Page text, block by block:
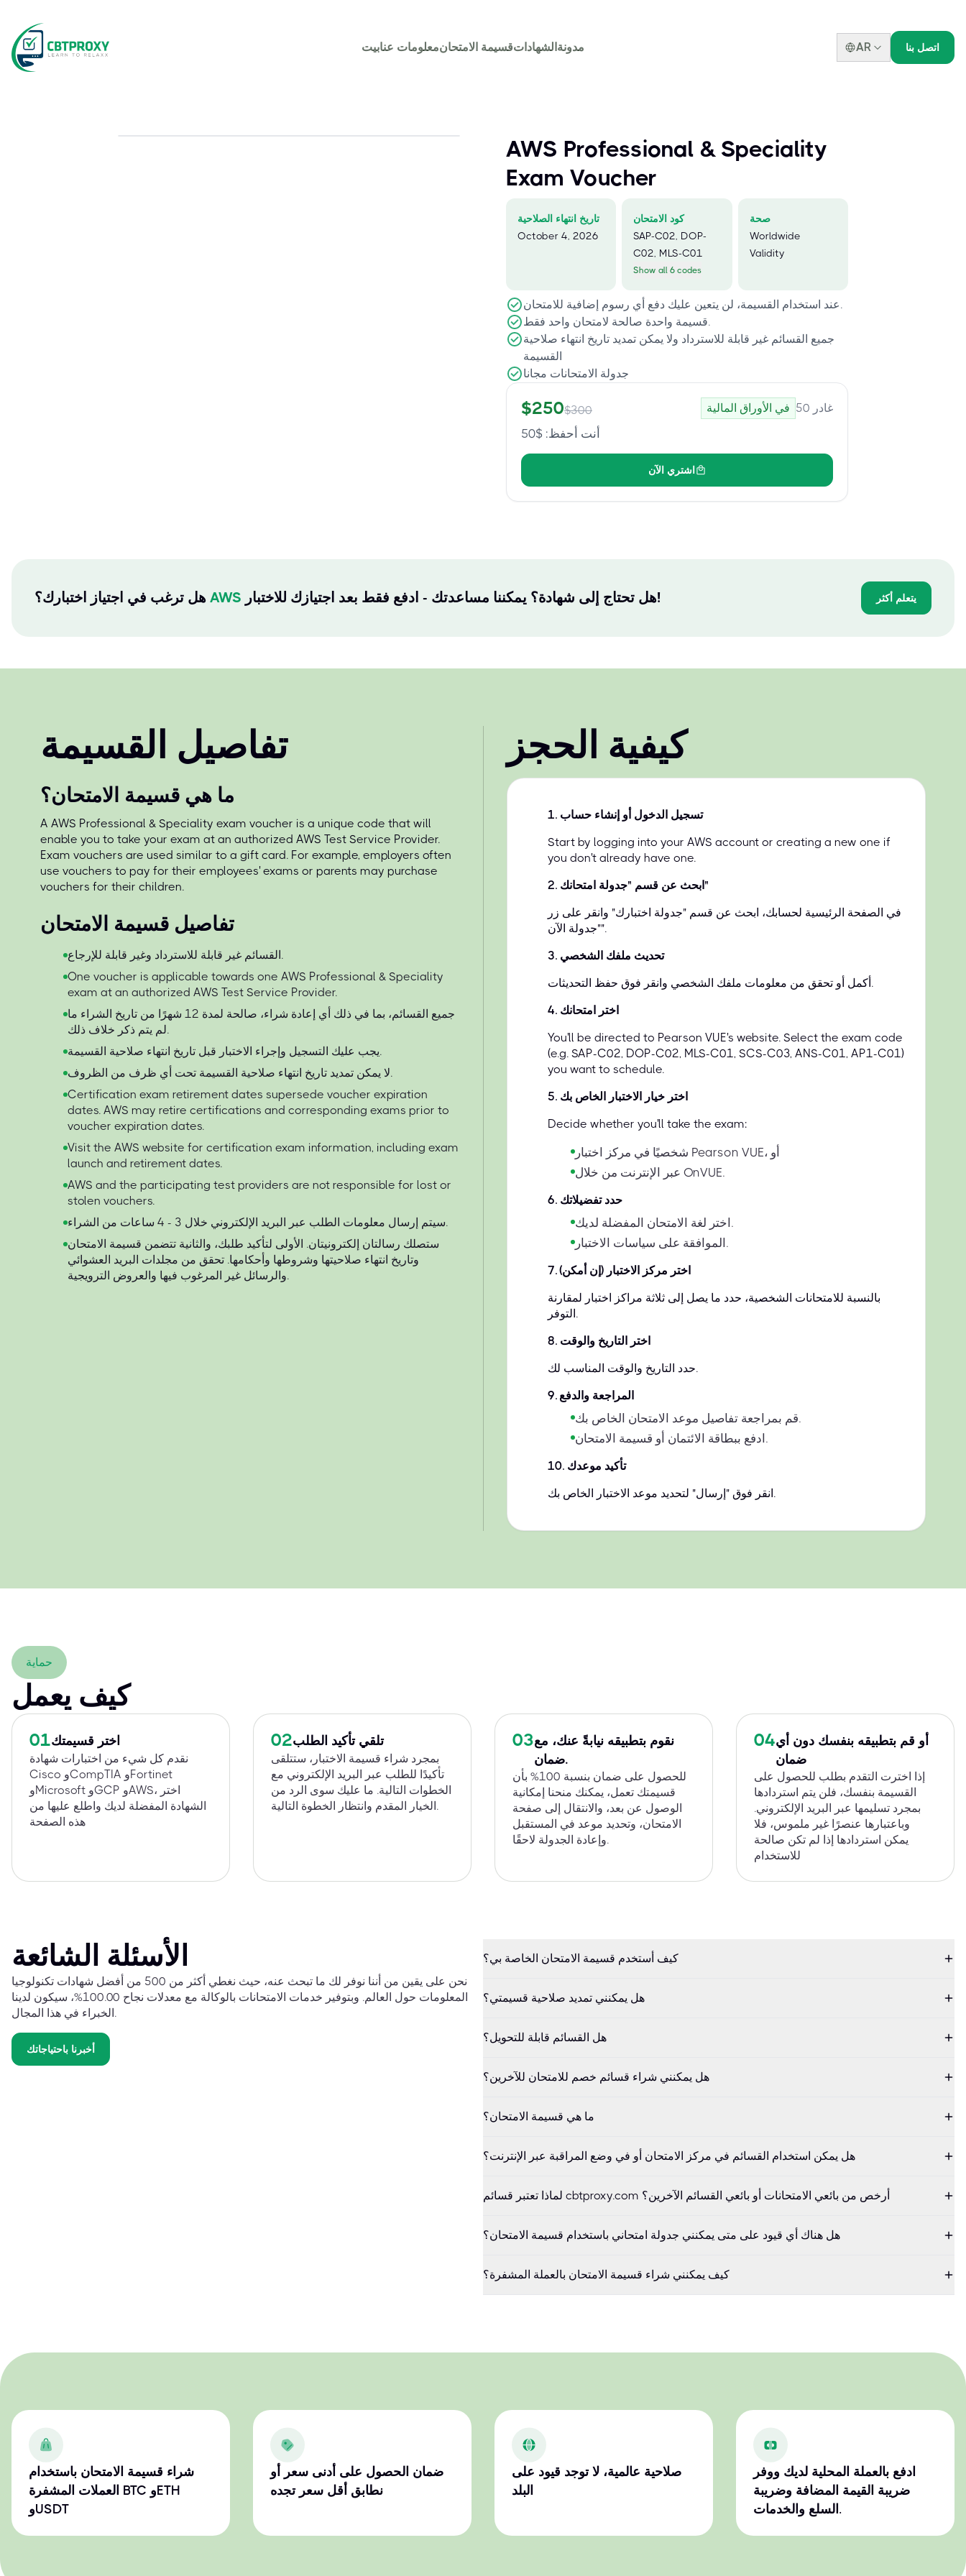
بيتمعلومات عناقسيمة الامتحانالشهاداتمدونة AR اتصل بنا
AWS Professional & Speciality
Exam Voucher
تاريخ انتهاء الصلاحية
October 4, 2026
كود الامتحان
SAP-C02, DOP-
C02, MLS-C01
Show all 6 codes
صحة
Worldwide
Validity
عند استخدام القسيمة، لن يتعين عليك دفع أي رسوم إضافية للامتحان.
قسيمة واحدة صالحة لامتحان واحد فقط.
جميع القسائم غير قابلة للاسترداد ولا يمكن تمديد تاريخ انتهاء صلاحية
القسيمة
جدولة الامتحانات مجانا
$250$300 في الأوراق المالية 50 غادر
أنت أحفظ: $
50
اشتري الآن
هل ترغب في اجتياز اختبارك؟ AWS هل تحتاج إلى شهادة؟ يمكننا مساعدتك - ادفع فقط بعد اجتيازك للاختبار! يتعلم أكثر
تفاصيل القسيمة
ما هي قسيمة الامتحان؟
A AWS Professional & Speciality exam voucher is a unique code that will
enable you to take your exam at an authorized AWS Test Service Provider.
Exam vouchers are used similar to a gift card. For example, employers often
use vouchers to pay for their employees' exams or parents may purchase
vouchers for their children.
تفاصيل قسيمة الامتحان
القسائم غير قابلة للاسترداد وغير قابلة للإرجاع.
One voucher is applicable towards one AWS Professional & Speciality
exam at an authorized AWS Test Service Provider.
جميع القسائم، بما في ذلك أي إعادة شراء، صالحة لمدة 12 شهرًا من تاريخ الشراء ما
لم يتم ذكر خلاف ذلك.
يجب عليك التسجيل وإجراء الاختبار قبل تاريخ انتهاء صلاحية القسيمة.
لا يمكن تمديد تاريخ انتهاء صلاحية القسيمة تحت أي ظرف من الظروف.
Certification exam retirement dates supersede voucher expiration
dates. AWS may retire certifications and corresponding exams prior to
voucher expiration dates.
Visit the AWS website for certification exam information, including exam
launch and retirement dates.
AWS and the participating test providers are not responsible for lost or
stolen vouchers.
سيتم إرسال معلومات الطلب عبر البريد الإلكتروني خلال 3 - 4 ساعات من الشراء.
ستصلك رسالتان إلكترونيتان. الأولى لتأكيد طلبك، والثانية تتضمن قسيمة الامتحان
وتاريخ انتهاء صلاحيتها وشروطها وأحكامها. تحقق من مجلدات البريد العشوائي
والرسائل غير المرغوب فيها والعروض الترويجية.
كيفية الحجز
1. تسجيل الدخول أو إنشاء حساب
Start by logging into your AWS account or creating a new one if
you don't already have one.
2.
ابحث عن قسم "جدولة امتحانك"
في الصفحة الرئيسية لحسابك، ابحث عن قسم "جدولة اختبارك" وانقر على زر
"جدولة الآن".
3. تحديث ملفك الشخصي
أكمل أو تحقق من معلومات ملفك الشخصي وانقر فوق حفظ التحديثات.
4. اختر امتحانك
You'll be directed to Pearson VUE's website. Select the exam code
(e.g. SAP-C02, DOP-C02, MLS-C01, SCS-C03, ANS-C01, AP1-C01)
you want to schedule.
5. اختر خيار الاختبار الخاص بك
Decide whether you'll take the exam:
شخصيًا في مركز اختبار Pearson VUE، أو
عبر الإنترنت من خلال OnVUE.
6. حدد تفضيلاتك
اختر لغة الامتحان المفضلة لديك.
الموافقة على سياسات الاختبار.
7.اختر مركز الاختبار (إن أمكن)
بالنسبة للامتحانات الشخصية، حدد ما يصل إلى ثلاثة مراكز اختبار لمقارنة
التوفر.
8. اختر التاريخ والوقت
حدد التاريخ والوقت المناسب لك.
9. المراجعة والدفع
قم بمراجعة تفاصيل موعد الامتحان الخاص بك.
ادفع ببطاقة الائتمان أو قسيمة الامتحان.
10. تأكيد موعدك
انقر فوق "إرسال" لتحديد موعد الاختبار الخاص بك.
حماية
كيف يعمل
01اختر قسيمتك
نقدم كل شيء من اختبارات شهادة
Cisco وCompTIA وFortinet
وMicrosoft وGCP وAWS، اختر
الشهادة المفضلة لديك واطلع عليها من
هذه الصفحة
02تلقي تأكيد الطلب
بمجرد شراء قسيمة الاختبار، ستتلقى
تأكيدًا للطلب عبر البريد الإلكتروني مع
الخطوات التالية. ما عليك سوى الرد من
الخيار المقدم وانتظار الخطوة التالية.
03نقوم بتطبيقه نيابةً عنك، مع
ضمان.
للحصول على ضمان بنسبة 100% بأن
قسيمتك تعمل، يمكنك منحنا إمكانية
الوصول عن بعد، والانتقال إلى صفحة
الامتحان، وتحديد موعد في المستقبل
وإعادة الجدولة لاحقًا.
04أو قم بتطبيقه بنفسك دون أي
ضمان
إذا اخترت التقدم بطلب للحصول على
القسيمة بنفسك، فلن يتم استردادها
بمجرد تسليمها عبر البريد الإلكتروني.
وباعتبارها عنصرًا غير ملموس، فلا
يمكن استردادها إذا لم تكن صالحة
للاستخدام
الأسئلة الشائعة
نحن على يقين من أننا نوفر لك ما تبحث عنه، حيث نغطي أكثر من 500 من أفضل شهادات تكنولوجيا
المعلومات حول العالم. وبتوفير خدمات الامتحانات بالوكالة مع معدلات نجاح 100.00%، سيكون لدينا
الخبراء في هذا المجال.
أخبرنا باحتياجاتك
كيف أستخدم قسيمة الامتحان الخاصة بي؟
هل يمكنني تمديد صلاحية قسيمتي؟
هل القسائم قابلة للتحويل؟
هل يمكنني شراء قسائم خصم للامتحان للآخرين؟
ما هي قسيمة الامتحان؟
هل يمكن استخدام القسائم في مركز الامتحان أو في وضع المراقبة عبر الإنترنت؟
لماذا تعتبر قسائم cbtproxy.com أرخص من بائعي الامتحانات أو بائعي القسائم الآخرين؟
هل هناك أي قيود على متى يمكنني جدولة امتحاني باستخدام قسيمة الامتحان؟
كيف يمكنني شراء قسيمة الامتحان بالعملة المشفرة؟
شراء قسيمة الامتحان باستخدام
العملات المشفرة BTC وETH
وUSDT
ضمان الحصول على أدنى سعر أو
نطابق أقل سعر تجده
صلاحية عالمية، لا توجد قيود على
البلد
ادفع بالعملة المحلية لديك ووفر
ضريبة القيمة المضافة وضريبة
السلع والخدمات.